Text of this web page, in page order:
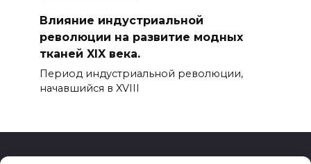
Влияние индустриальной
революции на развитие модных
тканей XIX века.
Период индустриальной революции,
начавшийся в XVIII